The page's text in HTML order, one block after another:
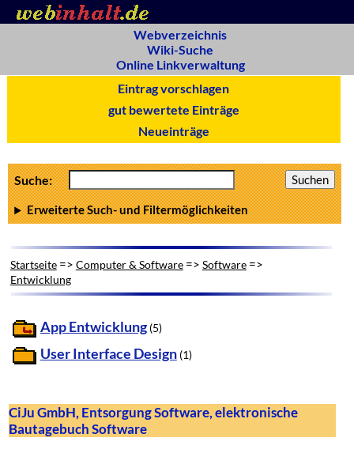
Webverzeichnis
Wiki-Suche
Online Linkverwaltung
Eintrag vorschlagen
gut bewertete Einträge
Neueinträge
Suche:
Erweiterte Such- und Filtermöglichkeiten
Startseite=> Computer & Software=> Software=>
Entwicklung
App Entwicklung (5)
User Interface Design (1)
CiJu GmbH, Entsorgung Software, elektronische
Bautagebuch Software